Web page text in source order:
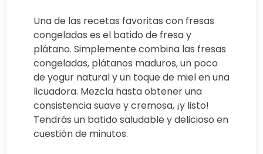
Una de las recetas favoritas con fresas
congeladas es el batido de fresa y
plátano. Simplemente combina las fresas
congeladas, plátanos maduros, un poco
de yogur natural y un toque de miel en una
licuadora. Mezcla hasta obtener una
consistencia suave y cremosa, ¡y listo!
Tendrás un batido saludable y delicioso en
cuestión de minutos.